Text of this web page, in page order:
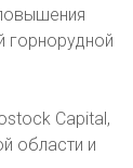
горнорудной
Capital,
области и